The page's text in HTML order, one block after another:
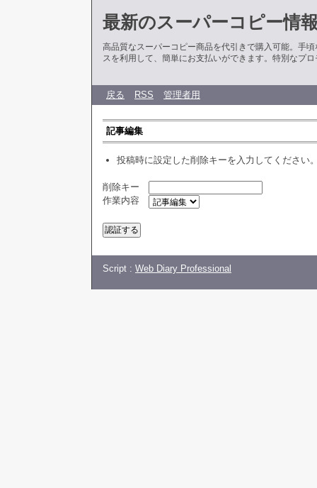
最新のスーパーコピー情
高品質なスーパーコピー商品を代引きで購入可能。手
スを利用して、簡単にお支払いができます。特別なプ
戻る RSS 管理者用
記事編集
投稿時に設定した削除キーを入力してください
削除キー
作業内容
Script : Web Diary Professional